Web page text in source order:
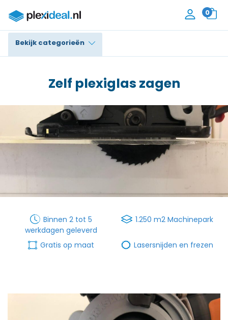
0
Bekijk categorieën
Trespa® / HPL
Alupanel / Dibond®
Contact
Zelf plexiglas zagen
Binnen 2 tot 5
werkdagen geleverd
1.250 m2 Machinepark
Gratis op maat Lasersnijden en frezen